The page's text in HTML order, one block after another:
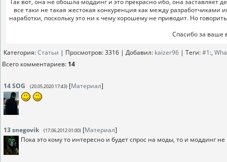
Так вот, она не обошла моддинг и это прекрасно ибо, она заставляет
все таки не такая жестокая конкуренция как между
наработки, поскольку это ни к чему хорошему не приводит. Но
Спасибо за ваше
Категория:Статьи | Просмотров: 3316 | Добавил: kaizer96 | Теги:#1:,
Всего комментариев: 14
14SOG (20.05.2020 17:43) [Материал]
13snegovik (17.06.2012 01:00) [Материал]
Пока это кому то интересно и будет спрос на моды, то и моддинг